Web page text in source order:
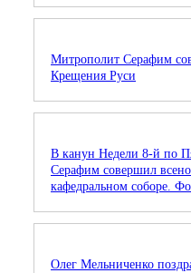
Митрополит Серафим
Крещения Руси
В канун Недели 8-й по
Серафим совершил
кафедральном соборе.
Олег Мельниченко